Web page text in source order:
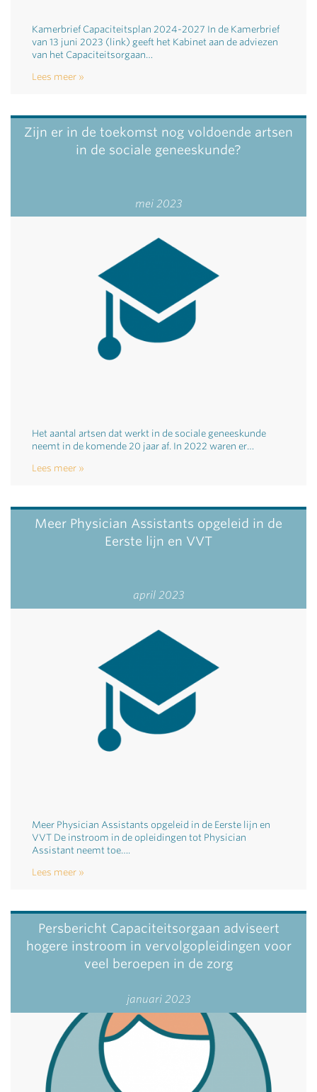
Kamerbrief Capaciteitsplan 2024-2027 In de Kamerbrief
van 13 juni 2023 (link) geeft het Kabinet aan de adviezen
van het Capaciteitsorgaan…
Lees meer
Zijn er in de toekomst nog voldoende artsen
in de sociale geneeskunde?
mei 2023
Het aantal artsen dat werkt in de sociale geneeskunde
neemt in de komende 20 jaar af. In 2022 waren er…
Lees meer
Meer Physician Assistants opgeleid in de
Eerste lijn en VVT
april 2023
Meer Physician Assistants opgeleid in de Eerste lijn en
VVT De instroom in de opleidingen tot Physician
Assistant neemt toe….
Lees meer
Persbericht Capaciteitsorgaan adviseert
hogere instroom in vervolgopleidingen voor
veel beroepen in de zorg
januari 2023